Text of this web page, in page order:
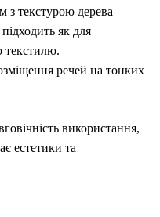
з текстурою дерева
як для
текстилю.
речей на тонких
використання,
естетики та